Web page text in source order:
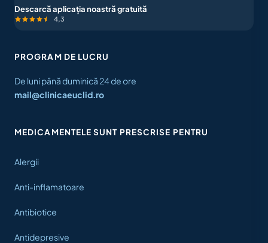
Descarcă aplicația noastră gratuită
4,3
PROGRAM DE LUCRU
De luni până duminică 24 de ore
mail@clinicaeuclid.ro
MEDICAMENTELE SUNT PRESCRISE PENTRU
Alergii
Anti-inflamatoare
Antibiotice
Antidepresive